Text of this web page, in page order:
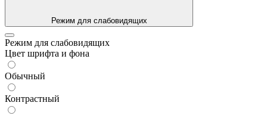
Режим для слабовидящих
Режим для слабовидящих
Цвет шрифта и фона
Обычный
Контрастный